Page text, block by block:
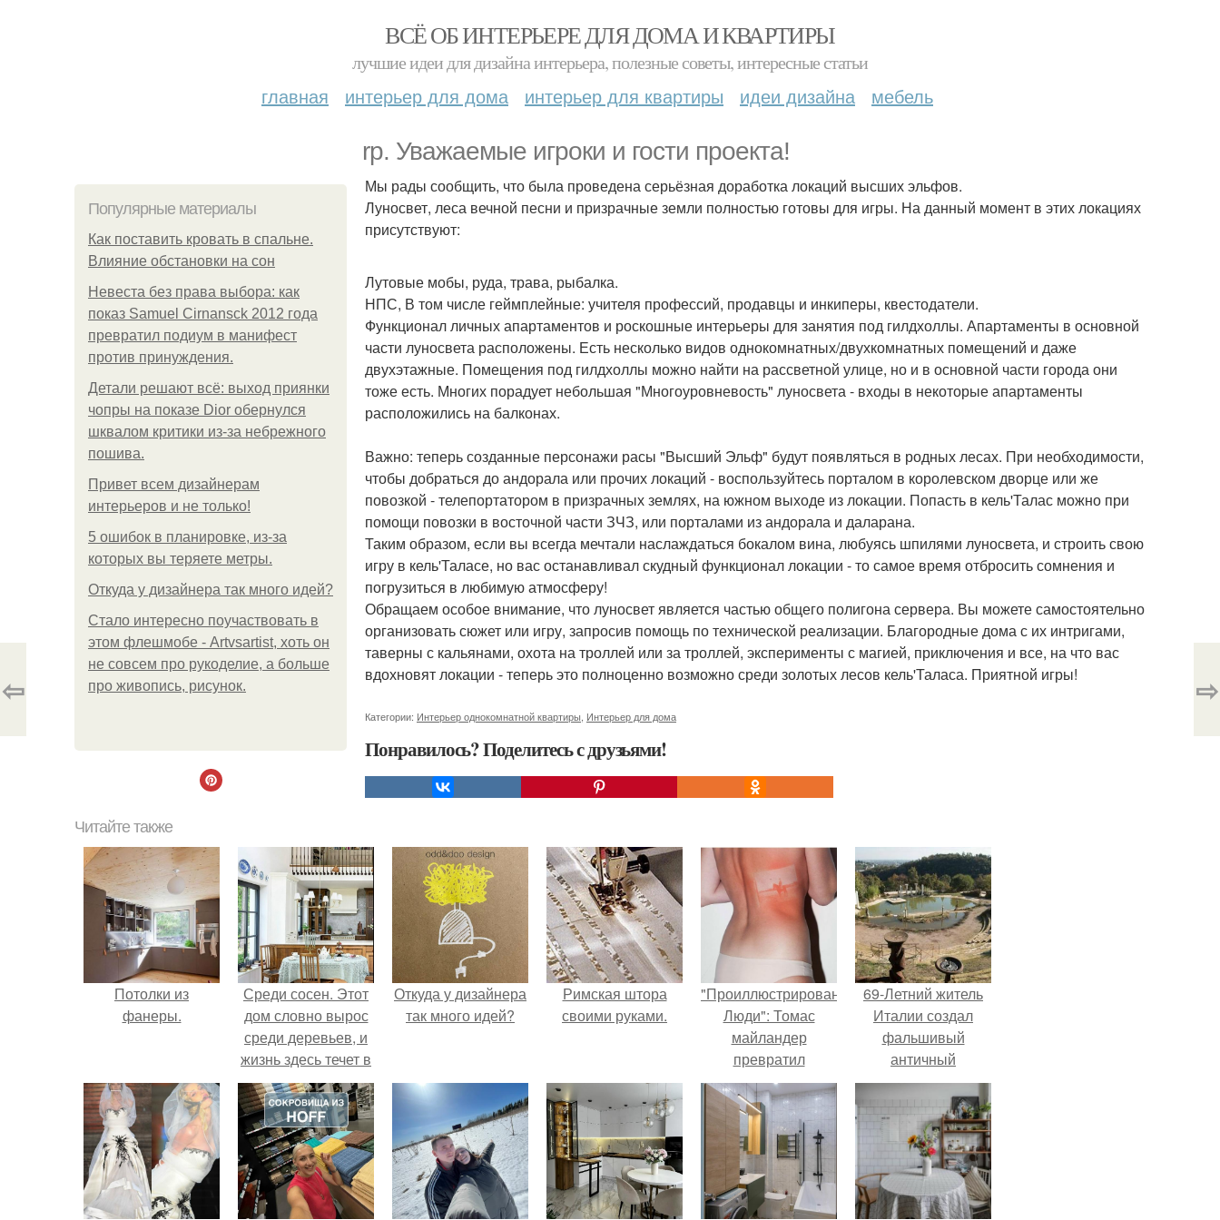
ВСЁ ОБ ИНТЕРЬЕРЕ ДЛЯ ДОМА И КВАРТИРЫ
лучшие идеи для дизайна интерьера, полезные советы, интересные статьи
главная интерьер для дома интерьер для квартиры идеи дизайна мебель
rp. Уважаемые игроки и гости проекта!
Популярные материалы
Как поставить кровать в спальне.
Влияние обстановки на сон
Невеста без права выбора: как
показ Samuel Cirnansck 2012 года
превратил подиум в манифест
против принуждения.
Детали решают всё: выход приянки
чопры на показе Dior обернулся
шквалом критики из-за небрежного
пошива.
Привет всем дизайнерам
интерьеров и не только!
5 ошибок в планировке, из-за
которых вы теряете метры.
Откуда у дизайнера так много идей?
Стало интересно поучаствовать в
этом флешмобе - Artvsartist, хоть он
не совсем про рукоделие, а больше
про живопись, рисунок.
Мы рады сообщить, что была проведена серьёзная доработка локаций высших эльфов.
Луносвет, леса вечной песни и призрачные земли полностью готовы для игры. На данный момент в этих локациях
присутствуют:
Лутовые мобы, руда, трава, рыбалка.
НПС, В том числе геймплейные: учителя профессий, продавцы и инкиперы, квестодатели.
Функционал личных апартаментов и роскошные интерьеры для занятия под гилдхоллы. Апартаменты в основной
части луносвета расположены. Есть несколько видов однокомнатных/двухкомнатных помещений и даже
двухэтажные. Помещения под гилдхоллы можно найти на рассветной улице, но и в основной части города они
тоже есть. Многих порадует небольшая "Многоуровневость" луносвета - входы в некоторые апартаменты
расположились на балконах.
Важно: теперь созданные персонажи расы "Высший Эльф" будут появляться в родных лесах. При необходимости,
чтобы добраться до андорала или прочих локаций - воспользуйтесь порталом в королевском дворце или же
повозкой - телепортатором в призрачных землях, на южном выходе из локации. Попасть в кель'Талас можно при
помощи повозки в восточной части ЗЧЗ, или порталами из андорала и даларана.
Таким образом, если вы всегда мечтали наслаждаться бокалом вина, любуясь шпилями луносвета, и строить свою
игру в кель'Таласе, но вас останавливал скудный функционал локации - то самое время отбросить сомнения и
погрузиться в любимую атмосферу!
Обращаем особое внимание, что луносвет является частью общего полигона сервера. Вы можете самостоятельно
организовать сюжет или игру, запросив помощь по технической реализации. Благородные дома с их интригами,
таверны с кальянами, охота на троллей или за троллей, эксперименты с магией, приключения и все, на что вас
вдохновят локации - теперь это полноценно возможно среди золотых лесов кель'Таласа. Приятной игры!
Категории: Интерьер однокомнатной квартиры Интерьер для дома
Понравилось? Поделитесь с друзьями!
⇦ ⇨
Читайте также
Потолки из
фанеры.
Среди сосен. Этот
дом словно вырос
среди деревьев, и
жизнь здесь течет в
собственном ритме
- спокойно, без
спешки и лишнего
шума.
Откуда у дизайнера
так много идей?
Римская штора
своими руками.
"Проиллюстрированные
Люди": Томас
майландер
превратил
солнечные ожоги в
арт - объект.
69-Летний житель
Италии создал
фальшивый
античный
амфитеатр и
долгое время
успешно выдавал
его за настоящее
историческое
наследие.